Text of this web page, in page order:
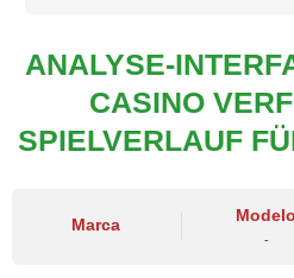
ANALYSE-
CASINO
SPIELVERLAUF
Marca
Modelo
-